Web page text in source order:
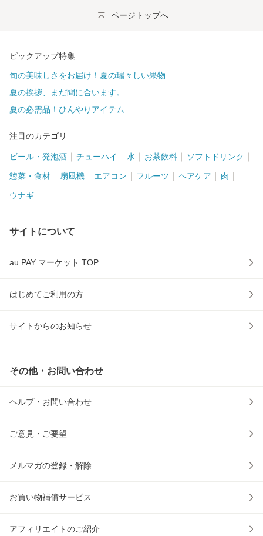
ページトップへ
ピックアップ特集
旬の美味しさをお届け！夏の瑞々しい果物
夏の挨拶、まだ間に合います。
夏の必需品！ひんやりアイテム
注目のカテゴリ
ビール・発泡酒 チューハイ 水 お茶飲料 ソフトドリンク
惣菜・食材 扇風機 エアコン フルーツ ヘアケア 肉
ウナギ
サイトについて
au PAY マーケット TOP
はじめてご利用の方
サイトからのお知らせ
その他・お問い合わせ
ヘルプ・お問い合わせ
ご意見・ご要望
メルマガの登録・解除
お買い物補償サービス
アフィリエイトのご紹介